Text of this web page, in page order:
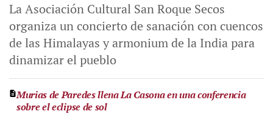
La Asociación Cultural San Roque Secos
organiza un concierto de sanación con cuencos
de las Himalayas y armonium de la India para
dinamizar el pueblo
Murias de Paredes llena La Casona en una conferencia
sobre el eclipse de sol